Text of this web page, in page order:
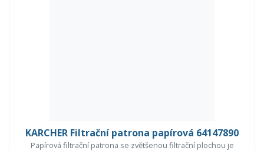
KARCHER Filtrační patrona papírová 64147890
Papírová filtrační patrona se zvětšenou filtrační plochou je